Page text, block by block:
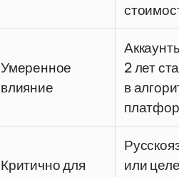
Умеренное
влияние
2 лет
в
Критично для
или